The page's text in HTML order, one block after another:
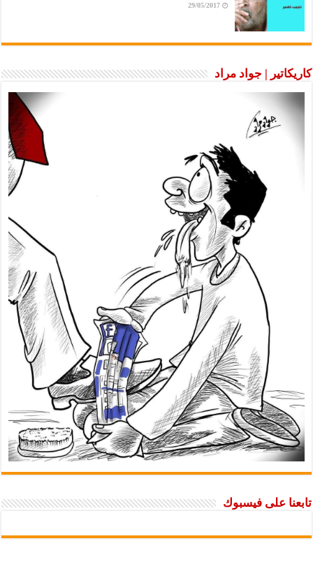
29/05/2017
كاريكاتير | جواد مراد
تابعنا على فيسبوك